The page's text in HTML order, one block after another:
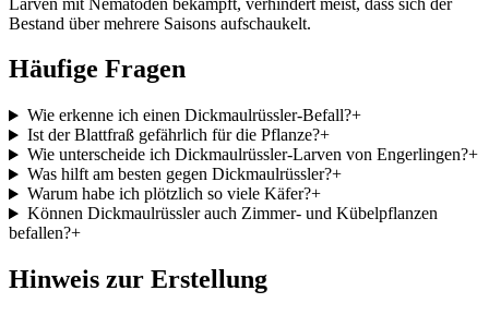
Bestand über mehrere Saisons aufschaukelt.
Häufige Fragen
Wie erkenne ich einen Dickmaulrüssler-Befall?+
Ist der Blattfraß gefährlich für die Pflanze?+
Wie unterscheide ich Dickmaulrüssler-Larven von Engerlingen?+
Was hilft am besten gegen Dickmaulrüssler?+
Warum habe ich plötzlich so viele Käfer?+
Können Dickmaulrüssler auch Zimmer- und Kübelpflanzen
befallen?+
Hinweis zur Erstellung